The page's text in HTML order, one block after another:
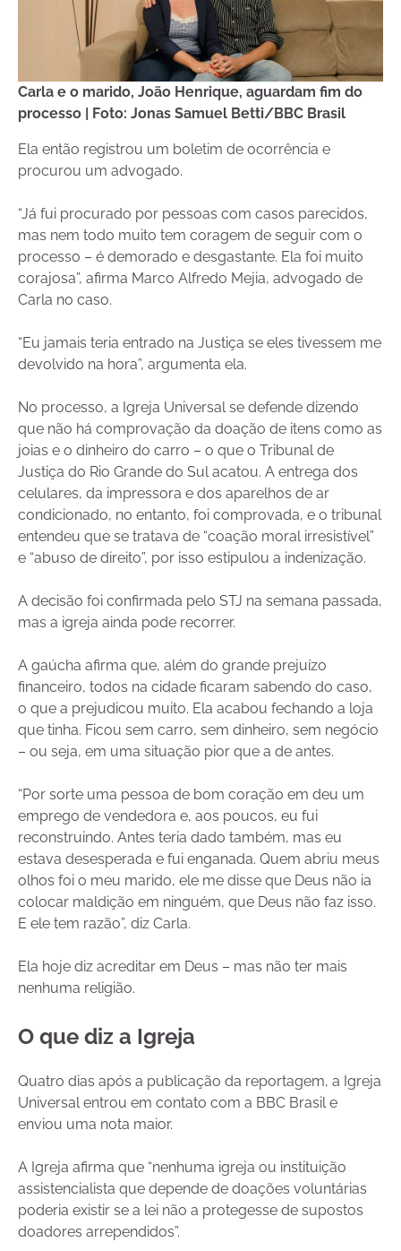
Carla e o marido, João Henrique, aguardam fim do
processo | Foto: Jonas Samuel Betti/BBC Brasil
Ela então registrou um boletim de ocorrência e
procurou um advogado.
“Já fui procurado por pessoas com casos parecidos,
mas nem todo muito tem coragem de seguir com o
processo – é demorado e desgastante. Ela foi muito
corajosa”, afirma Marco Alfredo Mejia, advogado de
Carla no caso.
“Eu jamais teria entrado na Justiça se eles tivessem me
devolvido na hora”, argumenta ela.
No processo, a Igreja Universal se defende dizendo
que não há comprovação da doação de itens como as
joias e o dinheiro do carro – o que o Tribunal de
Justiça do Rio Grande do Sul acatou. A entrega dos
celulares, da impressora e dos aparelhos de ar
condicionado, no entanto, foi comprovada, e o tribunal
entendeu que se tratava de “coação moral irresistível”
e “abuso de direito”, por isso estipulou a indenização.
A decisão foi confirmada pelo STJ na semana passada,
mas a igreja ainda pode recorrer.
A gaúcha afirma que, além do grande prejuízo
financeiro, todos na cidade ficaram sabendo do caso,
o que a prejudicou muito. Ela acabou fechando a loja
que tinha. Ficou sem carro, sem dinheiro, sem negócio
– ou seja, em uma situação pior que a de antes.
“Por sorte uma pessoa de bom coração em deu um
emprego de vendedora e, aos poucos, eu fui
reconstruindo. Antes teria dado também, mas eu
estava desesperada e fui enganada. Quem abriu meus
olhos foi o meu marido, ele me disse que Deus não ia
colocar maldição em ninguém, que Deus não faz isso.
E ele tem razão”, diz Carla.
Ela hoje diz acreditar em Deus – mas não ter mais
nenhuma religião.
O que diz a Igreja
Quatro dias após a publicação da reportagem, a Igreja
Universal entrou em contato com a BBC Brasil e
enviou uma nota maior.
A Igreja afirma que “nenhuma igreja ou instituição
assistencialista que depende de doações voluntárias
poderia existir se a lei não a protegesse de supostos
doadores arrependidos”.